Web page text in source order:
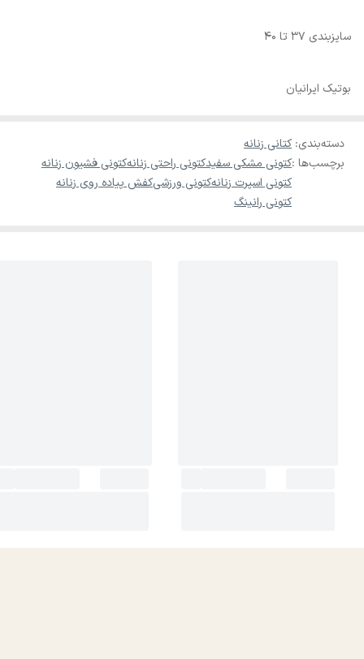
سایزبندی 37 تا 40
بوتیک ایرانیان
دسته‌بندی: کتانی زنانه
برچسب‌ها :کتونی مشکی سفیدکتونی راحتی زنانهکتونی فشیون زنانه
کتونی اسپرت زنانهکتونی ورزشیکفش پیاده روی زنانه
کتونی رانینگ